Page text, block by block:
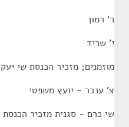
ר' רמון
י' שריד
מוזמנים; מזכיר הכנסת שי
צ' ענבר - יועץ משפטי
שי כרם - סגנית מזכיר הכנסת